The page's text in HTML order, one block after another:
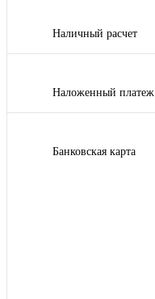
Наличный расчет
Наложенный платеж
Банковская карта